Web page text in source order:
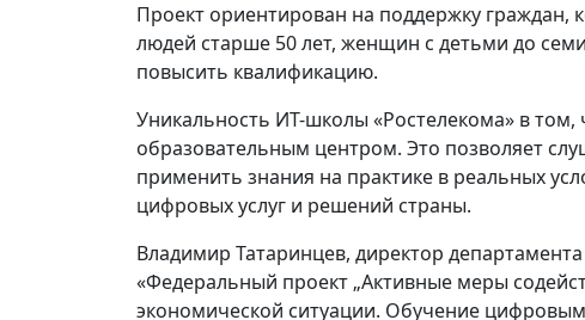
Проект ориентирован на поддержку граждан,
людей старше 50 лет, женщин с детьми до
повысить квалификацию.
Уникальность ИТ-школы «Ростелекома» в
образовательным центром. Это позволяет
применить знания на практике в реальных
цифровых услуг и решений страны.
Владимир Татаринцев, директор
«Федеральный проект „Активные меры
экономической ситуации. Обучение